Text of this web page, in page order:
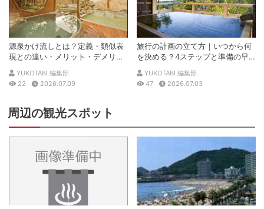
源泉かけ流しとは？定義・類似表
現との違い・メリット・デメリッ
トを解説
YUKOTABI 編集部
22
2026.07.09
旅行の計画の立て方｜いつから何
を決める？4ステップと準備の早
見表
YUKOTABI 編集部
47
2026.07.03
周辺の観光スポット